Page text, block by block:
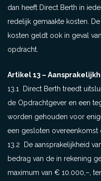
dan heeft Direct Berth in
redelijk gemaakte kosten.
kosten geldt ook in geval
opdracht.
Artikel 13 –
13.1 Direct Berth treedt
de Opdrachtgever en een
worden gehouden voor
een gesloten overeenkomst
13.2 De aansprakelijkheid
bedrag van de in rekening
maximum van € 10.000,–,